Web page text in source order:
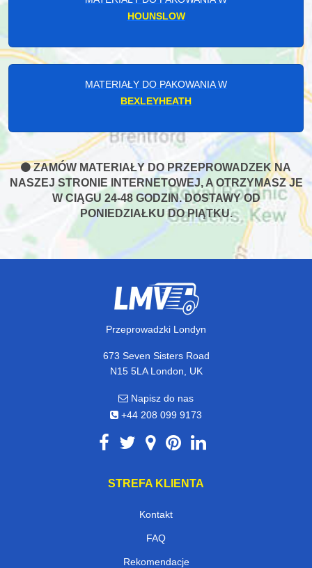
HOUNSLOW
MATERIAŁY DO PAKOWANIA W
BEXLEYHEATH
ZAMÓW MATERIAŁY DO PRZEPROWADZEK NA
NASZEJ STRONIE INTERNETOWEJ, A OTRZYMASZ JE
W CIĄGU 24-48 GODZIN. DOSTAWY OD
PONIEDZIAŁKU DO PIĄTKU.
Przeprowadzki Londyn
673 Seven Sisters Road
N15 5LA London, UK
Napisz do nas
+44 208 099 9173
STREFA KLIENTA
Kontakt
FAQ
Rekomendacje